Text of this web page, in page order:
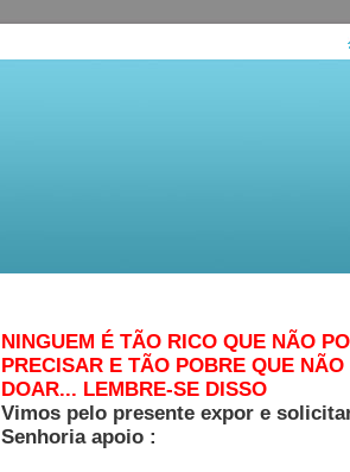
NINGUEM É TÃO RICO QUE NÃO
PRECISAR E TÃO POBRE QUE NÃO
DOAR... LEMBRE-SE DISSO
Vimos pelo presente expor e
Senhoria apoio :